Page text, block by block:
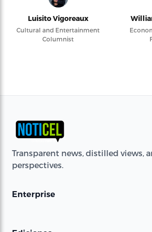
Luisito Vigoreaux
Cultural and Entertainment
Columnist
Transparent news, distilled views,
perspectives.
Enterprise